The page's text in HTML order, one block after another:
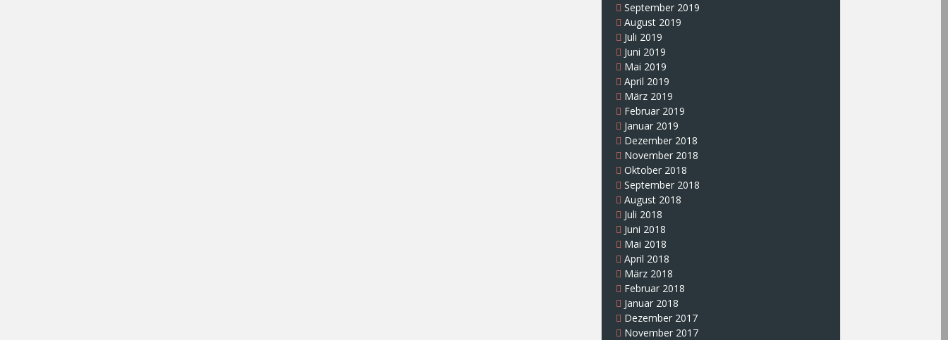
September 2019
August 2019
Juli 2019
Juni 2019
Mai 2019
April 2019
März 2019
Februar 2019
Januar 2019
Dezember 2018
November 2018
Oktober 2018
September 2018
August 2018
Juli 2018
Juni 2018
Mai 2018
April 2018
März 2018
Februar 2018
Januar 2018
Dezember 2017
November 2017